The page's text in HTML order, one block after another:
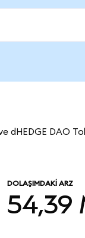
dHEDGE DAO
DOLAŞIMDAKI ARZ
54,39